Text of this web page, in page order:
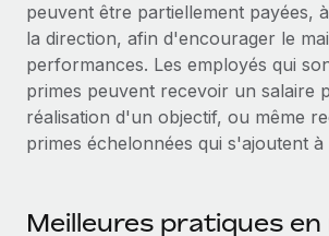
peuvent être partiellement payées,
la direction, afin d'encourager le
performances. Les employés qui
primes peuvent recevoir un salaire
réalisation d'un objectif, ou même
primes échelonnées qui s'ajoutent à
Meilleures pratiques